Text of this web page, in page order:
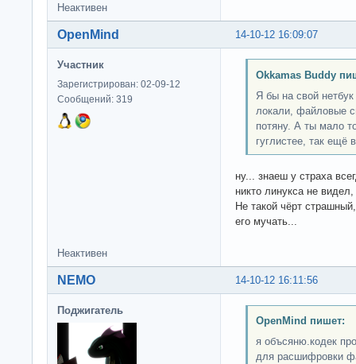
Неактивен
14-10-12 16:09:07
OpenMind
Участник
Зарегистрирован: 02-09-12
Сообщений: 319
Okkamas Buddy
Я бы на свой
локали, файловые
потяну. А ты мало
гуглистее, так ещё
ну... знаеш у страха
никто линукса не
Не такой чёрт
его мучать...
Неактивен
14-10-12 16:11:56
NEMO
Поджигатель
OpenMind пишет:
я объсяню.кодек
для расшифровки